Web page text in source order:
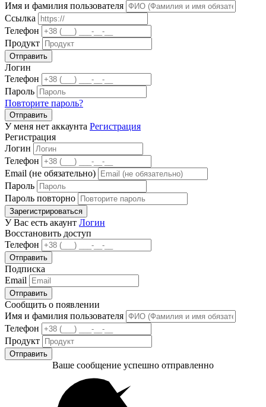
Имя и фамилия пользователя
Ссылка
Телефон
Продукт
Отправить
Логин
Телефон
Пароль
Повторите пароль?
Отправить
У меня нет аккаунта Регистрация
Регистрация
Логин
Телефон
Email (не обязательно)
Пароль
Пароль повторно
Зарегистрироваться
У Вас есть акаунт Логин
Восстановить доступ
Телефон
Отправить
Подписка
Email
Отправить
Сообщить о появлении
Имя и фамилия пользователя
Телефон
Продукт
Отправить
Ваше сообщение успешно отправленно